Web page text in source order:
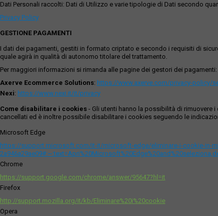
Dati Personali raccolti: Dati di Utilizzo e varie tipologie di Dati secondo
Privacy Policy
GESTIONE PAGAMENTI
I dati dei pagamenti, gestiti in formato criptato e secondo i requisiti di
quale agirà in qualità di autonomo titolare del trattamento.
Per maggiori informazioni si rimanda alle pagine dei gestori dei pagamenti:
Axerve Ecommerce Solutions: https://www.axerve.com/privacy-policy/
Nexi: https://www.nexi.it/it/privacy
Come disabilitare i cookies - Gli utenti hanno la possibilità di
cancellati ed è inoltre possibile disabilitare i cookies seguendo le
Microsoft Edge
https://support.microsoft.com/it-it/microsoft-edge/eliminare-i-cookie-in-
Chrome
https://support.google.com/chrome/answer/95647?hl=it
Firefox
http://support.mozilla.org/it/kb/Eliminare%20i%20cookie
Opera